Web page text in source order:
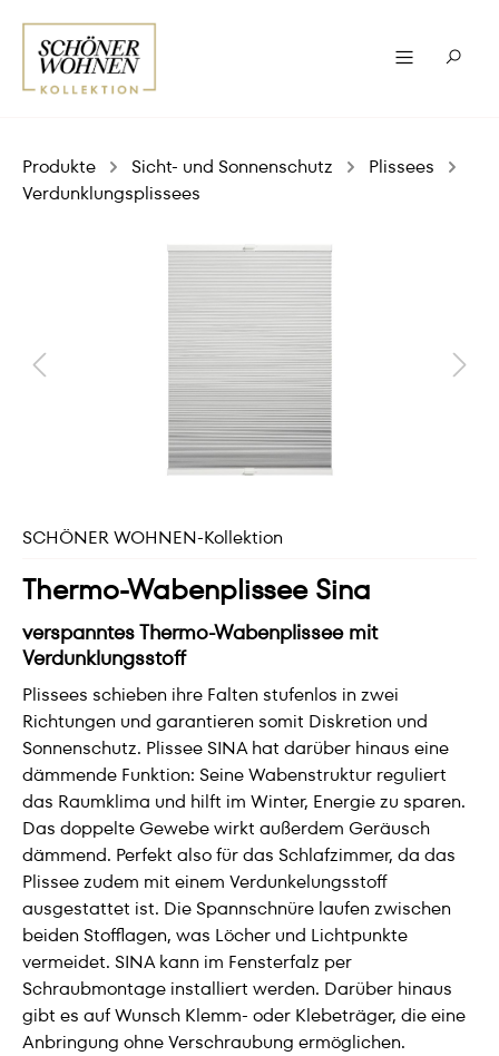
Produkte Sicht- und Sonnenschutz
Plissees
Verdunklungsplissees
SCHÖNER WOHNEN-Kollektion
Thermo-Wabenplissee Sina
verspanntes Thermo-Wabenplissee mit
Verdunklungsstoff
Plissees schieben ihre Falten stufenlos in zwei
Richtungen und garantieren somit Diskretion und
Sonnenschutz. Plissee SINA hat darüber hinaus eine
dämmende Funktion: Seine Wabenstruktur reguliert
das Raumklima und hilft im Winter, Energie zu sparen.
Das doppelte Gewebe wirkt außerdem Geräusch
dämmend. Perfekt also für das Schlafzimmer, da das
Plissee zudem mit einem Verdunkelungsstoff
ausgestattet ist. Die Spannschnüre laufen zwischen
beiden Stofflagen, was Löcher und Lichtpunkte
vermeidet. SINA kann im Fensterfalz per
Schraubmontage installiert werden. Darüber hinaus
gibt es auf Wunsch Klemm- oder Klebeträger, die eine
Anbringung ohne Verschraubung ermöglichen.